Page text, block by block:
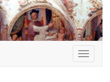
Toggle